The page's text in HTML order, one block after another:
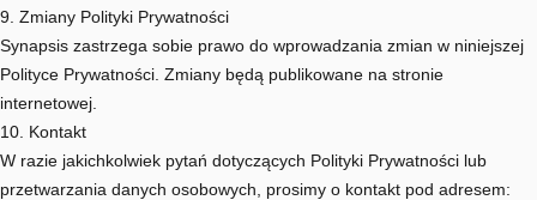
9. Zmiany Polityki Prywatności
Synapsis zastrzega sobie prawo do wprowadzania zmian w niniejszej
Polityce Prywatności. Zmiany będą publikowane na stronie
internetowej.
10. Kontakt
W razie jakichkolwiek pytań dotyczących Polityki Prywatności lub
przetwarzania danych osobowych, prosimy o kontakt pod adresem: